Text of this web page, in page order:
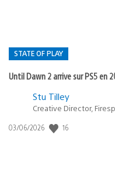
STATE OF PLAY
Until Dawn 2 arrive sur PS5 en
Postée
:
Stu Tilley
Creative Director,
Date
03/06/2026 16